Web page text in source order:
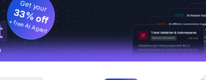
Get your
33% off
+ free AI Agent